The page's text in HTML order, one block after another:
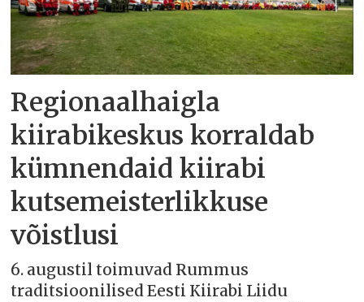
Regionaalhaigla
kiirabikeskus korraldab
kümnendaid kiirabi
kutsemeisterlikkuse
võistlusi
6. augustil toimuvad Rummus
traditsioonilised Eesti Kiirabi Liidu